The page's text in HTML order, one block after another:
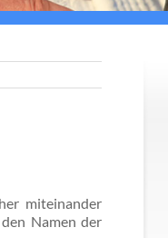
miteinander
Namen der